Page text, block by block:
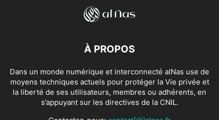
À PROPOS
Dans un monde numérique et interconnecté alNas use de
moyens techniques actuels pour protéger la Vie privée et
la liberté de ses utilisateurs, membres ou adhérents, en
s’appuyant sur les directives de la CNIL.